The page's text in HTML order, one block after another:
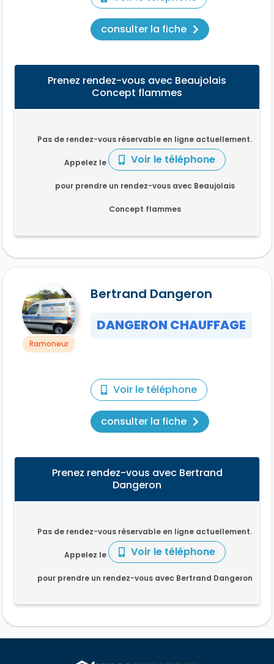
consulter la fiche
Prenez rendez-vous avec Beaujolais
Concept flammes
Pas de rendez-vous réservable en ligne actuellement.
Appelez le Voir le téléphone
pour prendre un rendez-vous avec Beaujolais
Concept flammes
Ramoneur
Bertrand Dangeron
DANGERON CHAUFFAGE
Voir le téléphone
consulter la fiche
Prenez rendez-vous avec Bertrand
Dangeron
Pas de rendez-vous réservable en ligne actuellement.
Appelez le Voir le téléphone
pour prendre un rendez-vous avec Bertrand Dangeron